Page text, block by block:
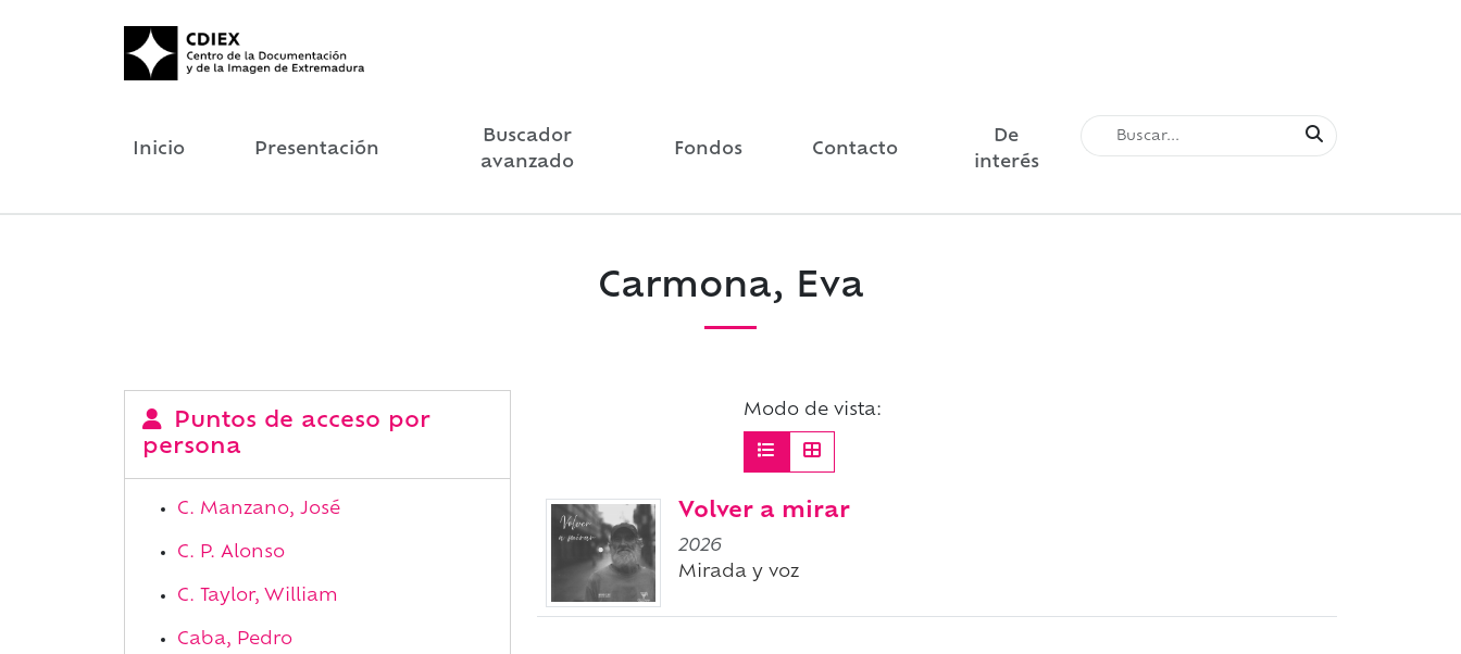
Inicio Presentación
Buscador
avanzado
Fondos Contacto
De
interés
Carmona, Eva
Puntos de acceso por
persona
C. Manzano, José
C. P. Alonso
C. Taylor, William
Caba, Pedro
Modo de vista:
Volver a mirar
2026
Mirada y voz